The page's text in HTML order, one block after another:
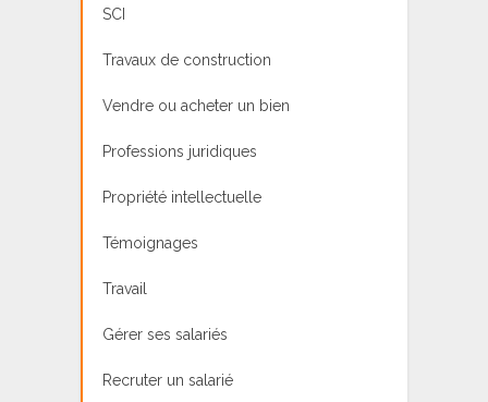
SCI
Travaux de construction
Vendre ou acheter un bien
Professions juridiques
Propriété intellectuelle
Témoignages
Travail
Gérer ses salariés
Recruter un salarié